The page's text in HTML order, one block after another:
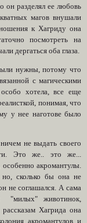
он разделял ее любовь
магов внушали
к Хагриду она
посмотреть на
дергаться оба глаза.
нужны, потому что
с магическими
хотела, все еще
понимая, что
у нее наготове было
не выдать своего
Это же.. это же...
акромантулы.
сколько бы она не
не соглашался. А сама
"милых" животинок,
Хагрида она